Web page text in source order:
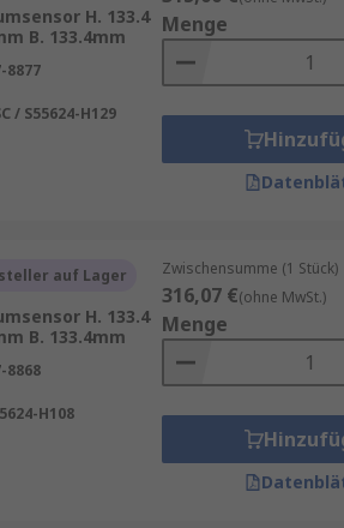
H. 133.4
B. 133.4mm
8877
/ S55624-H129
Menge
auf Lager
H. 133.4
B. 133.4mm
8868
H108
Zwischensumme (1 Stück)
316,07 €(ohne MwSt.)
Menge